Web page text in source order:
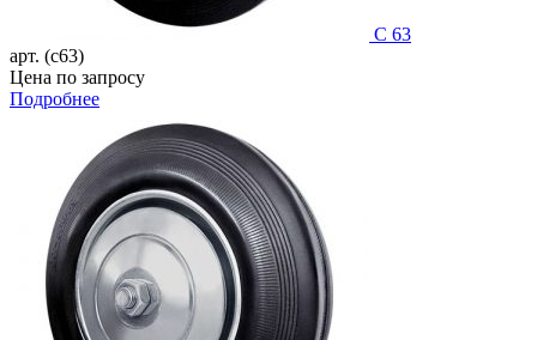
C 63
арт. (c63)
Цена по запросу
Подробнее